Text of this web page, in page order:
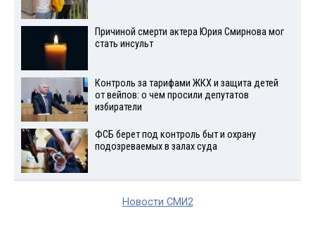
Причиной смерти актера Юрия Смирнова мог
стать инсульт
Контроль за тарифами ЖКХ и защита детей
от вейпов: о чем просили депутатов
избиратели
ФСБ берет под контроль быт и охрану
подозреваемых в залах суда
Новости СМИ2